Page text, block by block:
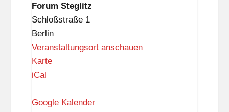
t
z
Steglitz
Forum Steglitz
Schloßstraße 1
Berlin
Veranstaltungsort anschauen
KarteF
u
iCal
Google Kalender